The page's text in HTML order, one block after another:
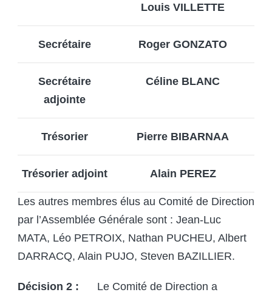
Louis VILLETTE
Secrétaire Roger GONZATO
Secrétaire
adjointe
Céline BLANC
Trésorier Pierre BIBARNAA
Trésorier adjoint Alain PEREZ
Les autres membres élus au Comité de Direction
par l’Assemblée Générale sont : Jean-Luc
MATA, Léo PETROIX, Nathan PUCHEU, Albert
DARRACQ, Alain PUJO, Steven BAZILLIER.
Décision 2 : Le Comité de Direction a